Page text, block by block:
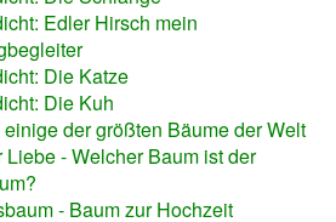
Edler Hirsch mein
Die Katze
Die Kuh
der größten Bäume der Welt
Liebe - Welcher Baum ist der
- Baum zur Hochzeit